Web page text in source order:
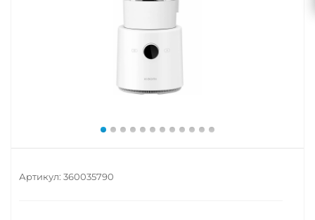
Артикул: 360035790